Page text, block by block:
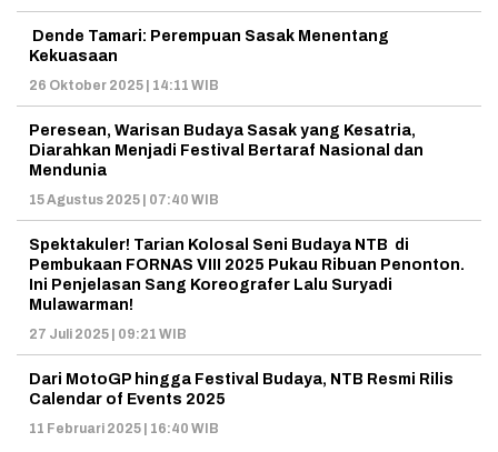
Dende Tamari: Perempuan Sasak Menentang
Kekuasaan
26 Oktober 2025 | 14:11 WIB
Peresean, Warisan Budaya Sasak yang Kesatria,
Diarahkan Menjadi Festival Bertaraf Nasional dan
Mendunia
15 Agustus 2025 | 07:40 WIB
Spektakuler! Tarian Kolosal Seni Budaya NTB di
Pembukaan FORNAS VIII 2025 Pukau Ribuan Penonton.
Ini Penjelasan Sang Koreografer Lalu Suryadi
Mulawarman!
27 Juli 2025 | 09:21 WIB
Dari MotoGP hingga Festival Budaya, NTB Resmi Rilis
Calendar of Events 2025
11 Februari 2025 | 16:40 WIB